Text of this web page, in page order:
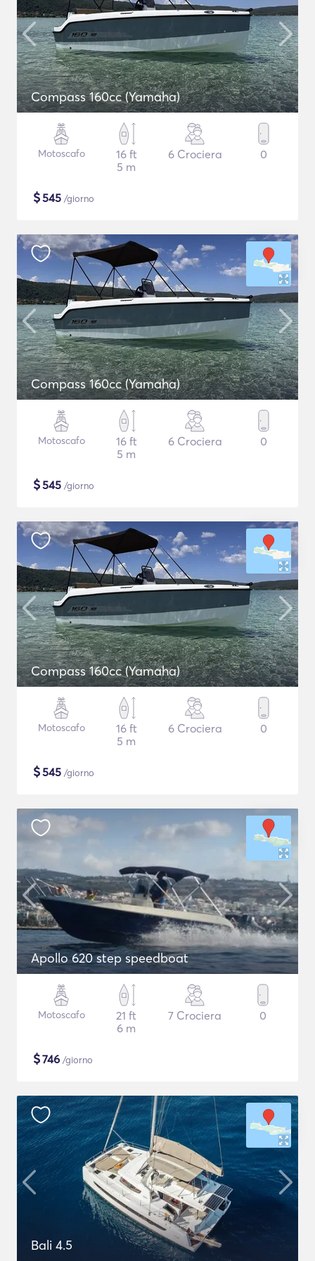
Compass 160cc (Yamaha)
Motoscafo
16 ft
5 m
6 Crociera 0
$545 /giorno
Compass 160cc (Yamaha)
Motoscafo
16 ft
5 m
6 Crociera 0
$545 /giorno
Compass 160cc (Yamaha)
Motoscafo
16 ft
5 m
6 Crociera 0
$545 /giorno
Apollo 620 step speedboat
Motoscafo
21 ft
6 m
7 Crociera 0
$746 /giorno
Bali 4.5